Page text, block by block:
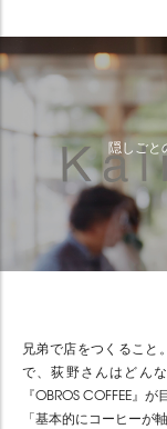
隠しごと
兄弟で店をつくること
で、荻野さんはどん
『OBROS COFFEE』
「基本的にコーヒーが